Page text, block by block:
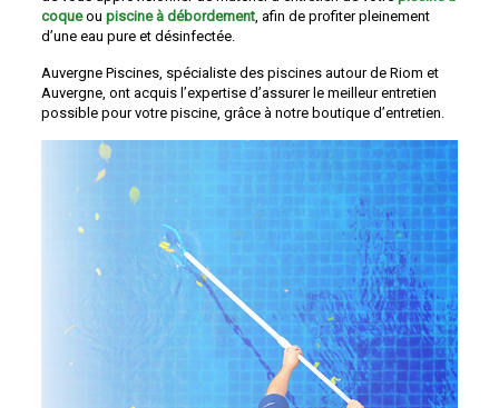
coqueou piscine à débordement, afin de profiter pleinement
d’une eau pure et désinfectée.
Auvergne Piscines, spécialiste des piscines autour de Riom et
Auvergne, ont acquis l’expertise d’assurer le meilleur entretien
possible pour votre piscine, grâce à notre boutique d’entretien.